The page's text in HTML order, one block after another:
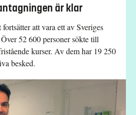
är klar
att vara ett av Sveriges
52 600 personer sökte till
kurser. Av dem har 19 250
besked.